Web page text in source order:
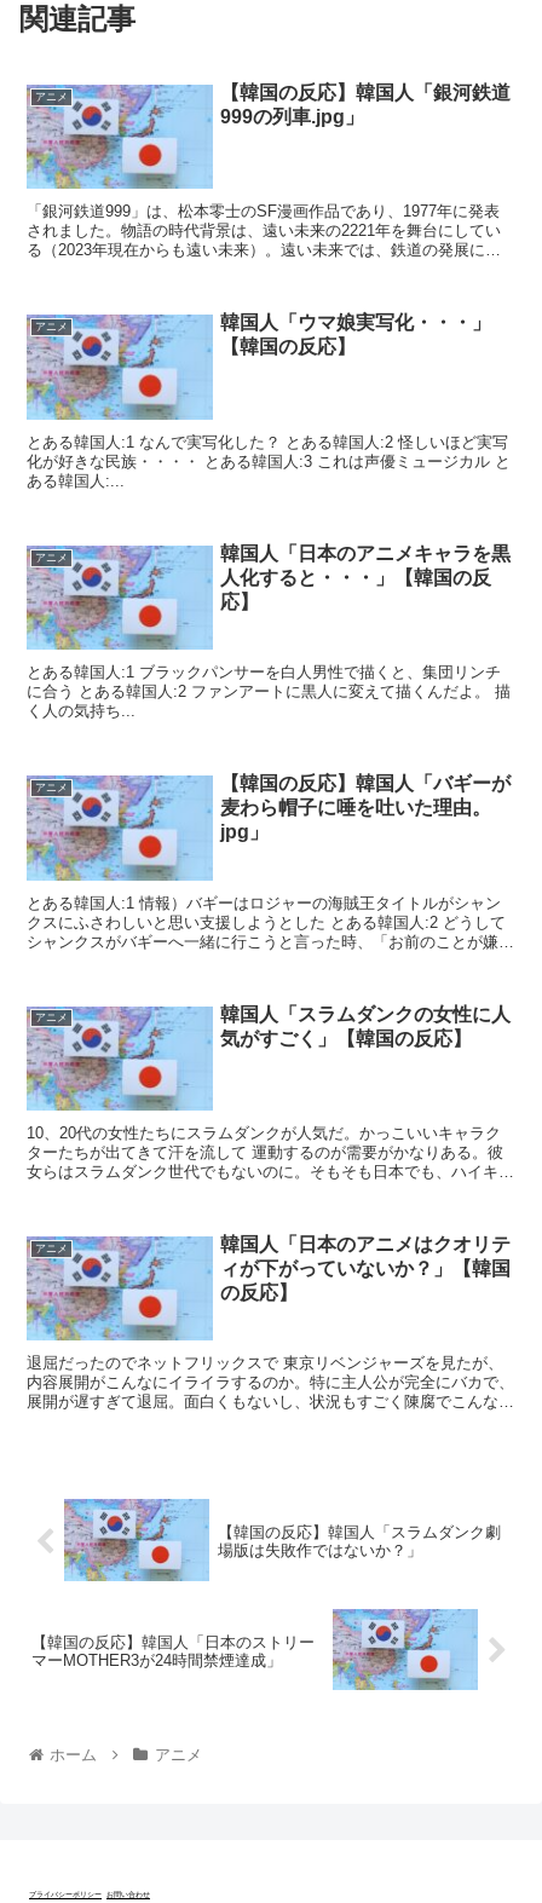
関連記事
アニメ
【韓国の反応】韓国人「銀河鉄道
999の列車.jpg」
「銀河鉄道999」は、松本零士のSF漫画作品であり、1977年に発表
されました。物語の時代背景は、遠い未来の2221年を舞台にしてい
る（2023年現在からも遠い未来）。遠い未来では、鉄道の発展によ
アニメ
韓国人「ウマ娘実写化・・・」
【韓国の反応】
とある韓国人:1 なんで実写化した？ とある韓国人:2 怪しいほど実写
化が好きな民族・・・・ とある韓国人:3 これは声優ミュージカル と
ある韓国人:...
アニメ
韓国人「日本のアニメキャラを黒
人化すると・・・」【韓国の反
応】
とある韓国人:1 ブラックパンサーを白人男性で描くと、集団リンチ
に合う とある韓国人:2 ファンアートに黒人に変えて描くんだよ。 描
く人の気持ち...
アニメ
【韓国の反応】韓国人「バギーが
麦わら帽子に唾を吐いた理由。
jpg」
とある韓国人:1 情報）バギーはロジャーの海賊王タイトルがシャン
クスにふさわしいと思い支援しようとした とある韓国人:2 どうして
シャンクスがバギーへ一緒に行こうと言った時、「お前のことが嫌い
アニメ
韓国人「スラムダンクの女性に人
気がすごく」【韓国の反応】
10、20代の女性たちにスラムダンクが人気だ。かっこいいキャラク
ターたちが出てきて汗を流して 運動するのが需要がかなりある。彼
女らはスラムダンク世代でもないのに。そもそも日本でも、ハイキュ
アニメ
韓国人「日本のアニメはクオリテ
ィが下がっていないか？」【韓国
の反応】
退屈だったのでネットフリックスで 東京リベンジャーズを見たが、
内容展開がこんなにイライラするのか。特に主人公が完全にバカで、
展開が遅すぎて退屈。面白くもないし、状況もすごく陳腐でこんなマ
【韓国の反応】韓国人「スラムダンク劇
場版は失敗作ではないか？」
【韓国の反応】韓国人「日本のストリー
マーMOTHER3が24時間禁煙達成」
ホーム アニメ
プライバシーポリシー お問い合わせ